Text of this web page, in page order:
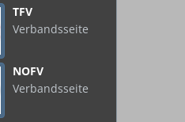
TFV
Verbandsseite
NOFV
Verbandsseite